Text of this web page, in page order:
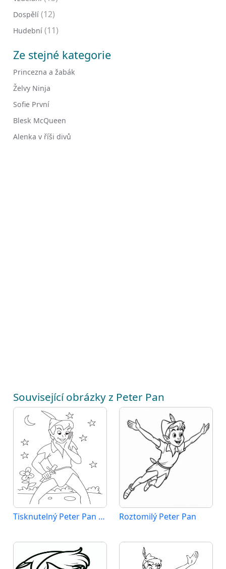
Dospělí (12)
Hudební (11)
Ze stejné kategorie
Princezna a žabák
Želvy Ninja
Sofie První
Blesk McQueen
Alenka v říši divů
Související obrázky z Peter Pan
Tisknutelný Peter Pan pro děti Roztomilý Peter Pan